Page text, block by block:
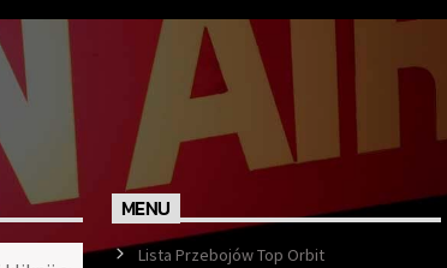
MENU
Lista Przebojów Top Orbit